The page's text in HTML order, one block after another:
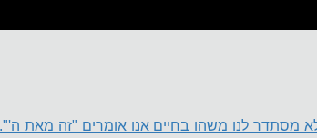
מסתדר לנו משהו בחיים אנו אומרים "זה מאת